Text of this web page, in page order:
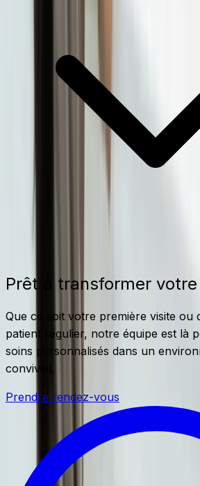
Prêt à transformer
Que ce soit votre première visite ou
patient régulier, notre équipe est là
soins personnalisés dans un
convivial.
Prendre rendez-vous